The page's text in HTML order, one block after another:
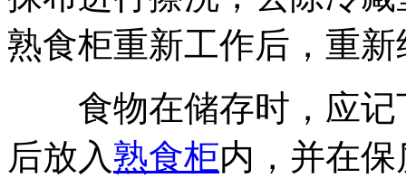
熟食柜重新工作后，重
食物在储存时，应记
后放入熟食柜内，并在